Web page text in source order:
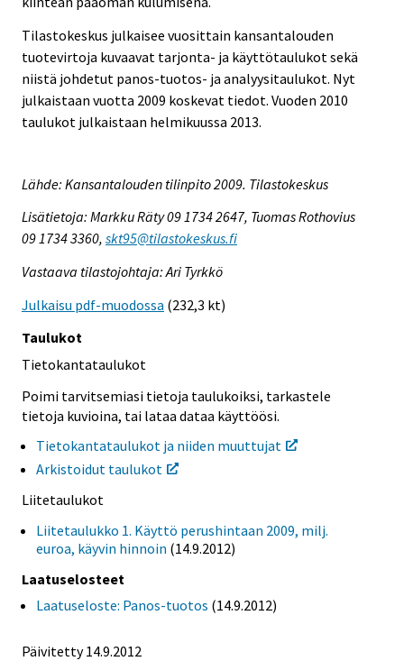
Tilastokeskus julkaisee vuosittain kansantalouden
tuotevirtoja kuvaavat tarjonta- ja käyttötaulukot sekä
niistä johdetut panos-tuotos- ja analyysitaulukot. Nyt
julkaistaan vuotta 2009 koskevat tiedot. Vuoden 2010
taulukot julkaistaan helmikuussa 2013.
Lähde: Kansantalouden tilinpito 2009. Tilastokeskus
Lisätietoja: Markku Räty 09 1734 2647, Tuomas Rothovius
09 1734 3360, skt95@tilastokeskus.fi
Vastaava tilastojohtaja: Ari Tyrkkö
Julkaisu pdf-muodossa (232,3 kt)
Taulukot
Tietokantataulukot
Poimi tarvitsemiasi tietoja taulukoiksi, tarkastele
tietoja kuvioina, tai lataa dataa käyttöösi.
Tietokantataulukot ja niiden muuttujat
Arkistoidut taulukot
Liitetaulukot
Liitetaulukko 1. Käyttö perushintaan 2009, milj.
euroa, käyvin hinnoin (14.9.2012)
Laatuselosteet
Laatuseloste: Panos-tuotos (14.9.2012)
Päivitetty 14.9.2012